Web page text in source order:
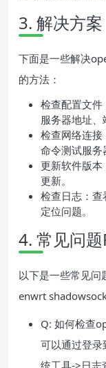
3. 解决方案
下面是一些解决
的方法：
检查配置文
服务器地址、
检查网络连
命令测试服务
更新软件版
更新。
检查日志：
定位问题。
4. 常见问题
以下是一些常见问
enwrt
Q: 如何检查
可以通过登
统工具->日志